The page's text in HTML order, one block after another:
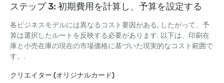
ステップ 3: 初期費用を計算し、予算を設定する
各ビジネスモデルには異なるコスト要因がある, したがって、予
算は選択したルートを反映する必要があります. 以下は、印刷在
庫と小売在庫の現在の市場価格に基づいた現実的なコスト範囲で
す。.
クリエイター (オリジナルカード)